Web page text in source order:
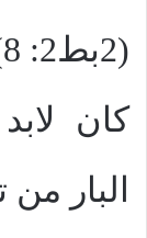
(2بط2: 8). بل
كان
البار